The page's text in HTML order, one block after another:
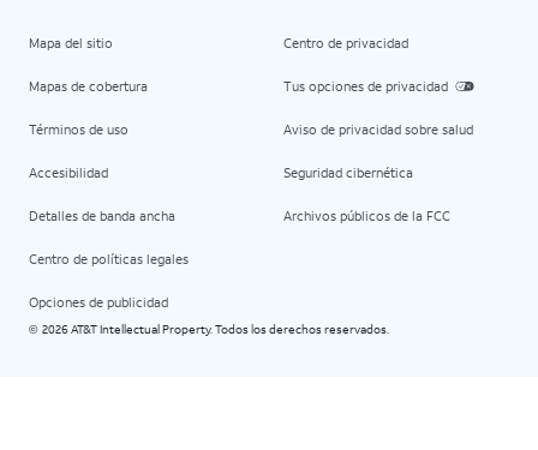
Mapa del sitio
Mapas de cobertura
Términos de uso
Accesibilidad
Detalles de banda ancha
Centro de políticas legales
Opciones de publicidad
Centro de privacidad
Tus opciones de privacidad
Aviso de privacidad sobre salud
Seguridad cibernética
Archivos públicos de la FCC
© 2026 AT&T Intellectual Property. Todos los derechos reservados.